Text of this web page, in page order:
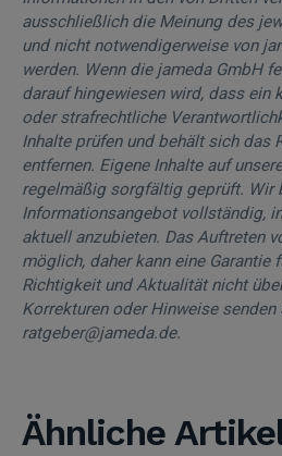
ausschließlich die Meinung des
und nicht notwendigerweise von
werden. Wenn die jameda GmbH
darauf hingewiesen wird, dass ein
oder strafrechtliche
Inhalte prüfen und behält sich das
entfernen. Eigene Inhalte auf
regelmäßig sorgfältig geprüft. Wir
Informationsangebot vollständig,
aktuell anzubieten. Das Auftreten
möglich, daher kann eine Garantie
Richtigkeit und Aktualität nicht
Korrekturen oder Hinweise
ratgeber@jameda.de.
Ähnliche